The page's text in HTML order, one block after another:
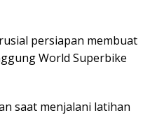
persiapan membuat
World Superbike
saat menjalani latihan